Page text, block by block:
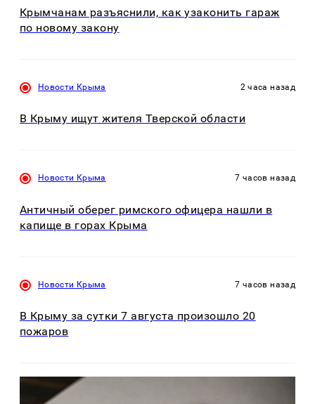
Крымчанам разъяснили, как узаконить гараж
по новому закону
Новости Крыма 2 часа назад
В Крыму ищут жителя Тверской области
Новости Крыма 7 часов назад
Античный оберег римского офицера нашли в
капище в горах Крыма
Новости Крыма 7 часов назад
В Крыму за сутки 7 августа произошло 20
пожаров